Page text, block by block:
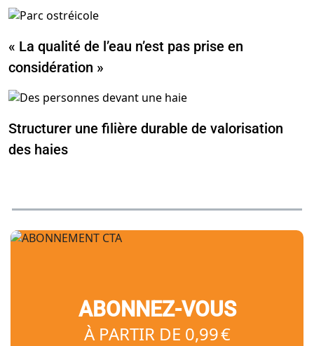
« La qualité de l’eau n’est pas prise en
considération »
Structurer une filière durable de valorisation
des haies
ABONNEZ-VOUS
À PARTIR DE 0,99 €